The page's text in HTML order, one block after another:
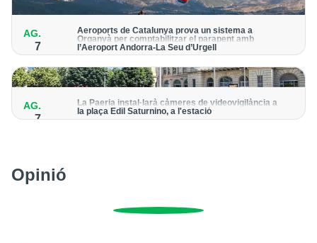
AG.
7
Aeroports de Catalunya prova un sistema a
Organyà per comptabilitzar el parapent amb
l’Aeroport Andorra-La Seu d’Urgell
mòbil per donar pas als avions amb vols instrumentals
AG.
7
La Paeria instal·larà càmeres de videovigilància a
la plaça Edil Saturnino, a l'estació
Opinió